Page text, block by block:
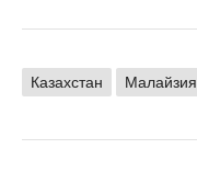
Казахстан Малайзия